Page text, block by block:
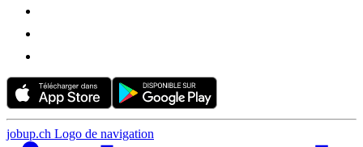
jobup.ch Logo de navigation